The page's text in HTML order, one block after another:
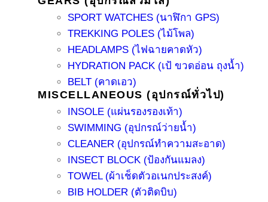
SPORT WATCHES (นาฬิกา GPS)
TREKKING POLES (ไม้โพล)
HEADLAMPS (ไฟฉายคาดหัว)
HYDRATION PACK (เป้ ขวดอ่อน ถุงน้ำ)
BELT (คาดเอว)
MISCELLANEOUS (อุปกรณ์ทั่วไป)
INSOLE (แผ่นรองรองเท้า)
SWIMMING (อุปกรณ์ว่ายน้ำ)
CLEANER (อุปกรณ์ทำความสะอาด)
INSECT BLOCK (ป้องกันแมลง)
TOWEL (ผ้าเช็ดตัวอเนกประสงค์)
BIB HOLDER (ตัวติดบิบ)